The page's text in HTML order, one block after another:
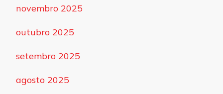
novembro 2025
outubro 2025
setembro 2025
agosto 2025